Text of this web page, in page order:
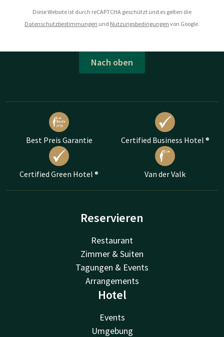
Diese Website ist durch reCAPTCHA geschützt und es gelten die
Datenschutzbestimmungen und Nutzungsbedingungen von Google.
Nach oben
Best Preis Garantie Certified Business Hotel ®
Certified Green Hotel ® Van der Valk
Reservieren
Restaurant
Zimmer & Suiten
Tagungen & Events
Arrangements
Hotel
Events
Umgebung